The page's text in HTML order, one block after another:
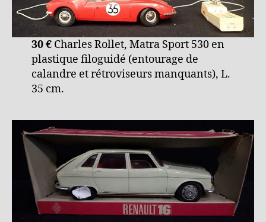
30 €Charles Rollet, Matra Sport 530 en
plastique filoguidé (entourage de
calandre et rétroviseurs manquants), L.
35 cm.